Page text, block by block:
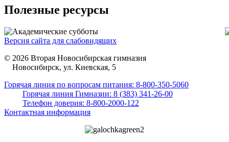
Полезные ресурсы
Версия сайта для слабовидящих
© 2026 Вторая Новосибирская гимназия
Новосибирск, ул. Киевская, 5
Горячая линия по вопросам питания: 8-800-350-5060
Горячая линия Гимназии: 8 (383) 341-26-00
Телефон доверия: 8-800-2000-122
Контактная информация